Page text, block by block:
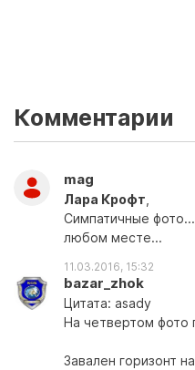
Комментарии
mag
Лара Крофт,
Симпатичные
любом месте...
11.03.2016, 15:32
bazar_zhok
Цитата: asady
На четвертом фото
Завален горизонт